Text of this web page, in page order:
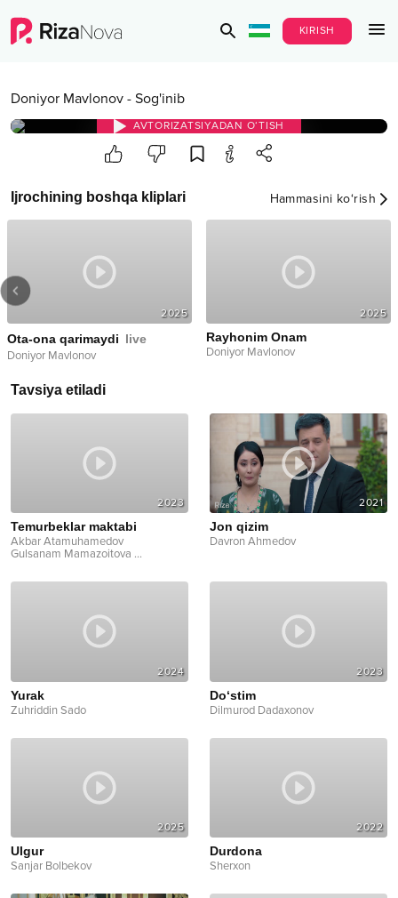
KIRISH
Doniyor Mavlonov - Sog'inib
AVTORIZATSIYADAN O‘TISH
Ijrochining boshqa kliplari Hammasini ko‘rish
2025
Ota-ona qarimaydi live
Doniyor Mavlonov
2025
Rayhonim Onam
Doniyor Mavlonov
Tavsiya etiladi
2023
Temurbeklar maktabi
Akbar Atamuhamedov
Gulsanam Mamazoitova ...
2021
Jon qizim
Davron Ahmedov
2024
Yurak
Zuhriddin Sado
2023
Do‘stim
Dilmurod Dadaxonov
2025
Ulgur
Sanjar Bolbekov
2022
Durdona
Sherxon